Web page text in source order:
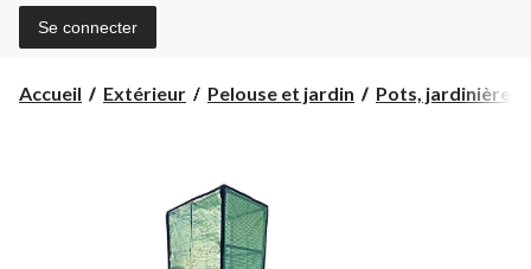
Se connecter
Accueil Extérieur Pelouse et jardin Pots, jardinières